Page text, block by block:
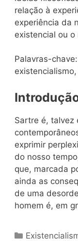
relação à
experiência da
existencial ou o
Palavras-
Sartre é, talvez
exprimir
do nosso
que, marcada
ainda as
de uma
homem é, em
Categorias